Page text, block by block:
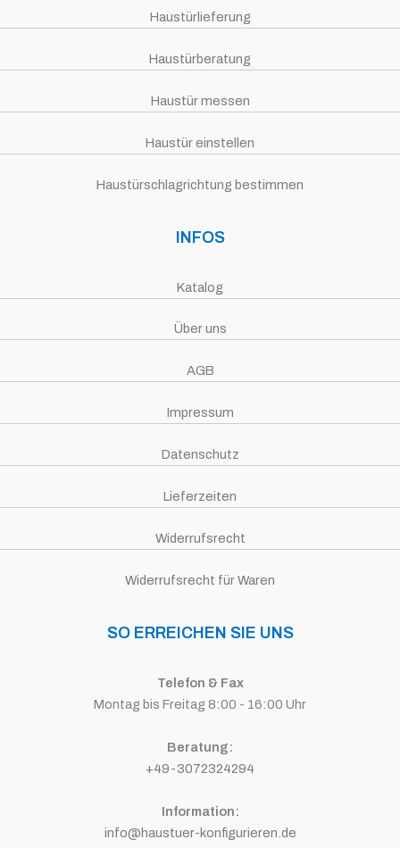
Haustürlieferung
Haustürberatung
Haustür messen
Haustür einstellen
Haustürschlagrichtung bestimmen
INFOS
Katalog
Über uns
AGB
Impressum
Datenschutz
Lieferzeiten
Widerrufsrecht
Widerrufsrecht für Waren
SO ERREICHEN SIE UNS
Telefon & Fax
Montag bis Freitag 8:00 - 16:00 Uhr
Beratung:
+49-3072324294
Information:
info@haustuer-konfigurieren.de